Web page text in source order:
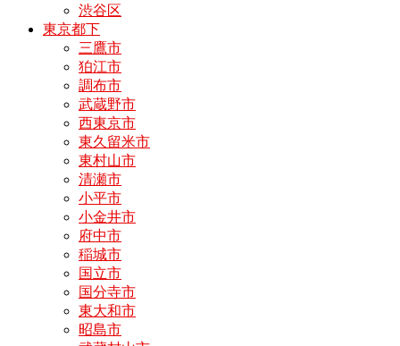
渋谷区
東京都下
三鷹市
狛江市
調布市
武蔵野市
西東京市
東久留米市
東村山市
清瀬市
小平市
小金井市
府中市
稲城市
国立市
国分寺市
東大和市
昭島市